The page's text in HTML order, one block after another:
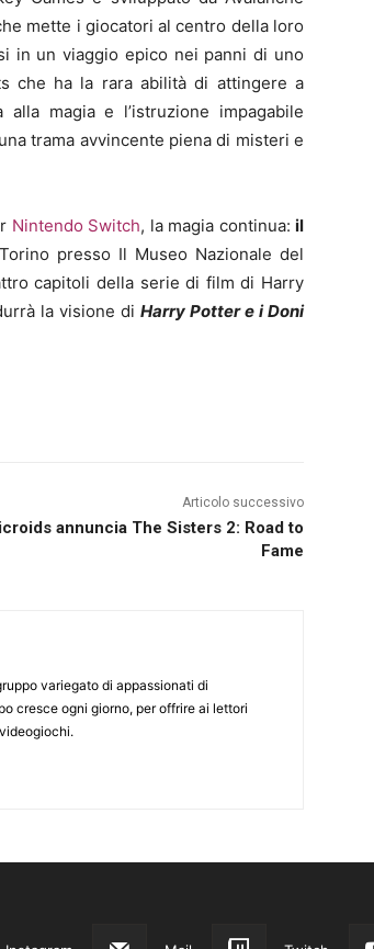
mette i giocatori al centro della loro
in un viaggio epico nei panni di uno
che ha la rara abilità di attingere a
alla magia e l’istruzione impagabile
trama avvincente piena di misteri e
Nintendo Switch, la magia continua:il
presso Il Museo Nazionale del
capitoli della serie di film di Harry
la visione di Harry Potter e i Doni
Articolo successivo
annuncia The Sisters 2: Road to
Fame
variegato di appassionati di
cresce ogni giorno, per offrire ai lettori